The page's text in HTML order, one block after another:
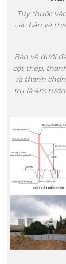
Tùy thuộc
các bản vẽ
Bản vẽ dưới
cột thép,
và thanh
trụ là 4m